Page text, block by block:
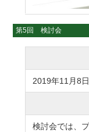
第5回 検討会
2019年11月8
検討会では、